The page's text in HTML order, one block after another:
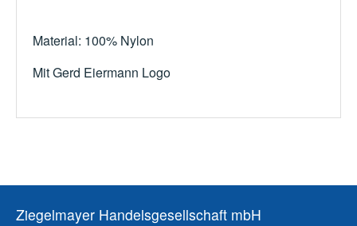
Material: 100% Nylon
Mit Gerd Eiermann Logo
Ziegelmayer Handelsgesellschaft mbH